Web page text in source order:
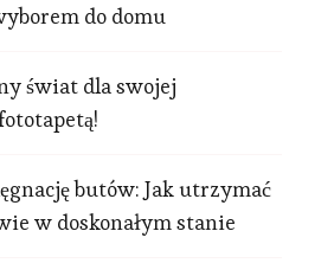
do domu
świat dla swojej
butów: Jak utrzymać
w doskonałym stanie